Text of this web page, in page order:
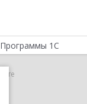
Программы 1С